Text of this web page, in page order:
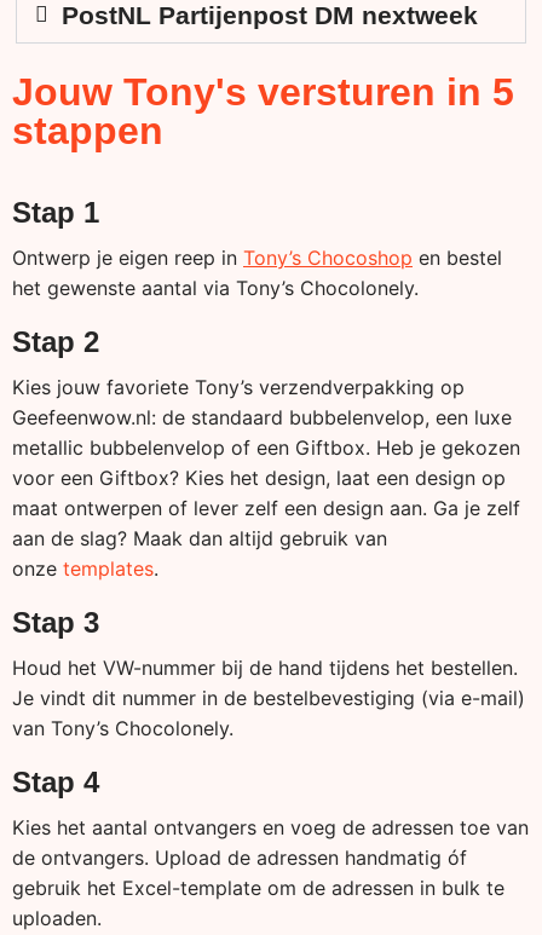
PostNL Partijenpost DM nextweek
Jouw Tony's versturen in 5
stappen
Stap 1
Ontwerp je eigen reep in Tony’s Chocoshop en bestel
het gewenste aantal via Tony’s Chocolonely.
Stap 2
Kies jouw favoriete Tony’s verzendverpakking op
Geefeenwow.nl: de standaard bubbelenvelop, een luxe
metallic bubbelenvelop of een Giftbox. Heb je gekozen
voor een Giftbox? Kies het design, laat een design op
maat ontwerpen of lever zelf een design aan. Ga je zelf
aan de slag? Maak dan altijd gebruik van
onze templates.
Stap 3
Houd het VW-nummer bij de hand tijdens het bestellen.
Je vindt dit nummer in de bestelbevestiging (via e-mail)
van Tony’s Chocolonely.
Stap 4
Kies het aantal ontvangers en voeg de adressen toe van
de ontvangers. Upload de adressen handmatig óf
gebruik het Excel-template om de adressen in bulk te
uploaden.